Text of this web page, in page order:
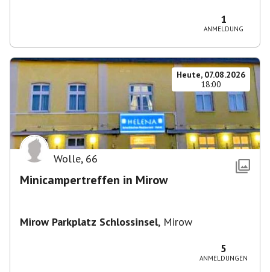
1
ANMELDUNG
Heute, 07.08.2026
18:00
Wolle, 66
Minicampertreffen in Mirow
Mirow Parkplatz Schlossinsel, Mirow
5
ANMELDUNGEN